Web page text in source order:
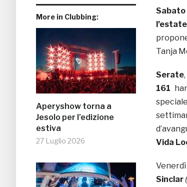
More in Clubbing:
Aperyshow torna a
Jesolo per l’edizione
estiva
27 Luglio 2026
Tanja
Serate,
161
Vida
Sinclar